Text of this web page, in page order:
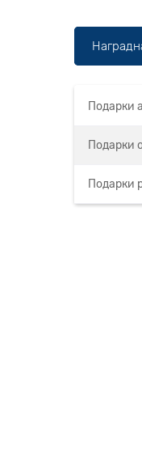
Подарки
Подарки
Подарки